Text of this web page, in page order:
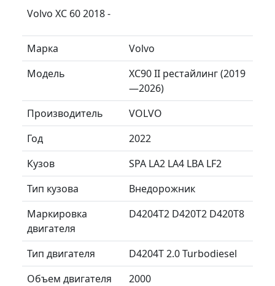
Volvo XC 60 2018 -
Марка
Volvo
Модель
XC90 II рестайлинг (2019
—2026)
Производитель
VOLVO
Год
2022
Кузов
SPA LA2 LA4 LBA LF2
Тип кузова
Внедорожник
Маркировка
двигателя
D4204T2 D420T2 D420T8
Тип двигателя
D4204T 2.0 Turbodiesel
Объем двигателя
2000